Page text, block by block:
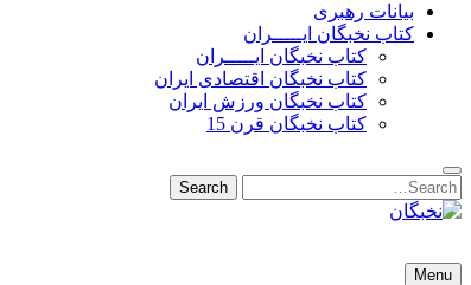
بیانات رهبری
کتاب نخبگان ایـــــران
کتاب نخبگان ایـــــران
کتاب نخبگان اقتصادی ایران
کتاب نخبگان ورزش ایران
کتاب نخبگان قرن 15
Search
for:
Search
نخبگان تایمز/ کتاب نخبگان + پورتال رسمی کتاب نخبگان ایران – کتاب نخبگان اقتصادی ایران – کتاب
Menu